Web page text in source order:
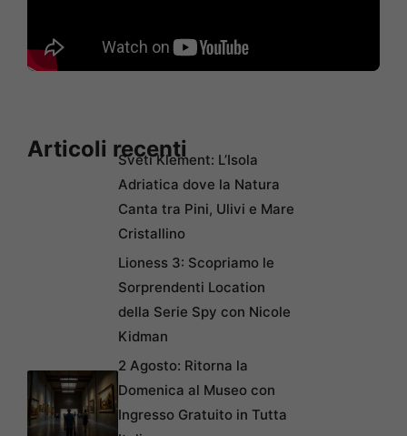
Articoli recentiSveti Klement: L’Isola
Adriatica dove la Natura
Canta tra Pini, Ulivi e Mare
Cristallino
Lioness 3: Scopriamo le
Sorprendenti Location
della Serie Spy con Nicole
Kidman
2 Agosto: Ritorna la
Domenica al Museo con
Ingresso Gratuito in Tutta